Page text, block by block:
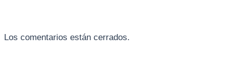
Los comentarios están cerrados.